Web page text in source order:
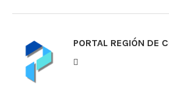
PORTAL REGIÓN DE